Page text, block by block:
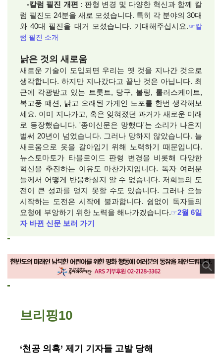
-칼럼 필진 개편 : 판형 변경 및 다양한 혁신과 함께 칼
럼 필진도 24분을 새로 모셨습니다. 특히 각 분야의 30대
와 40대 필진을 대거 모셨습니다. 기대해주십시요.☞칼
럼 필진 소개
낡은 것의 새로움
새로운 기술이 도입되면 우리는 옛 것을 지나간 것으로
생각합니다. 하지만 지나갔다고 끝난 것은 아닙니다. 최
근에 각광받고 있는 트롯트, 당구, 볼링, 롤러스케이트,
복고풍 퍠션, 낡고 오래된 가게인 노포를 한번 생각해보
세요. 이미 지나가고, 혹은 잊혀졌던 과거가 새로운 미래
로 등장했습니다. '종이신문은 망했다'는 소리가 나온지
벌써 20년이 넘었습니다. 그러나 망하지 않았습니다. 늘
새로움으로 옷을 갈아입기 위해 노력하기 때문입니다.
뉴스토마토가 타블로이드 판형 변경을 비롯해 다양한
혁신을 추진하는 이유도 마찬가지입니다. 독자 여러분
들께서 어떻게 반응하실지 알 수 없습니다. 저희들의 도
전이 큰 성과를 얻지 못할 수도 있습니다. 그러나 오늘
시작하는 도전은 시작에 불과합니다. 쉼없이 독자들의
요청에 부앙하기 위한 노력을 해나가겠습니다.☞2월 6일
자 바뀐 신문 보러 가기
브리핑10
‘천공 의혹’ 제기 기자들 고발 당해